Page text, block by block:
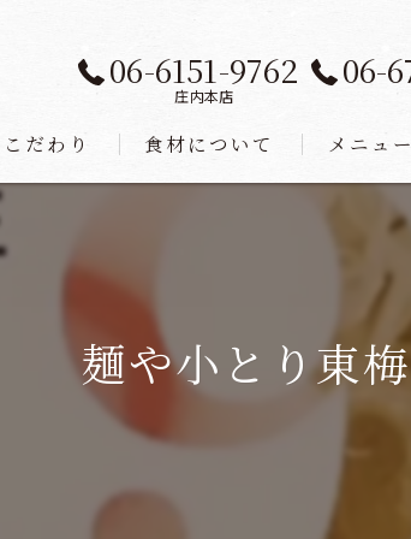
06-6151-9762
庄内本店
06-
こだわり 食材について メニュー
麺や小とり東